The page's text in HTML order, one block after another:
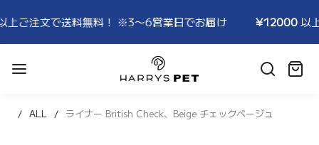
！ ※3〜6営業日でお届け ¥12000以上ご注文で送料無
HARRYSPET
カ
ALL ライナー British Check、Beige チェックベージュ